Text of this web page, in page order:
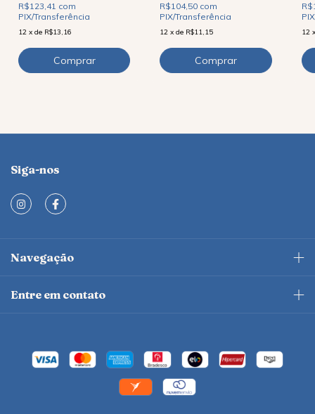
R$123,41 com
PIX/Transferência
12 x de R$13,16
R$104,50 com
PIX/Transferência
12 xde R$11,15 12
Siga-nos
Navegação
Entre em contato